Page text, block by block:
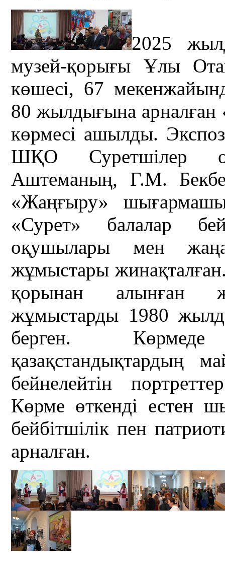
2025
музей-қорығы Ұлы
көшесі, 67
80 жылдығына арналған
көрмесі ашылды.
ШҚО Суретшілер
Аштеманың, Г.М.
«Жаңғыру»
«Сурет» балалар
оқушылары мен
жұмыстары
қорынан алынған
жұмыстарды 1980
берген.
қазақстандықтардың
бейнелейтін
Көрме өткенді естен
бейбітшілік пен
арналған.